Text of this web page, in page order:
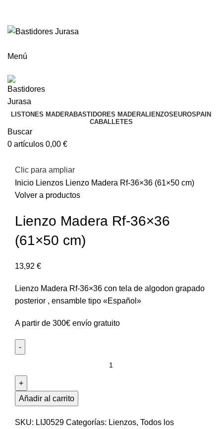
Menú
LISTONES MADERABASTIDORES MADERALIENZOS EUROSPAIN
CABALLETES
Buscar
0 artículos 0,00 €
Clic para ampliar
Inicio Lienzos Lienzo Madera Rf-36×36 (61×50 cm)
Volver a productos
Lienzo Madera Rf-36×36
(61×50 cm)
13,92 €
Lienzo Madera Rf-36×36 con tela de algodon grapado
posterior , ensamble tipo «Español»
A partir de 300€ envío gratuito
Rf-
36x36
cm)
Añadir al carrito
SKU: LIJ0529 Categorías: Lienzos, Todos los